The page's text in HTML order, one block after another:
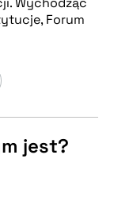
Forum
jest?